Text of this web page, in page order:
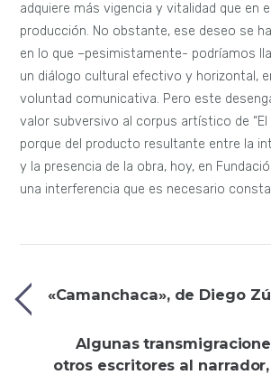
adquiere más vigencia y vitalidad que en
producción. No obstante, ese deseo se
en lo que –pesimistamente- podríamos
un diálogo cultural efectivo y horizontal,
voluntad comunicativa. Pero este
valor subversivo al corpus artístico de “El
porque del producto resultante entre la
y la presencia de la obra, hoy, en
una interferencia que es necesario
«Camanchaca», de Diego
Algunas
otros escritores al